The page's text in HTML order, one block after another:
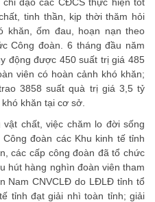
tinh thần, kịp thời thăm hỏi
khăn, ốm đau, hoạn nạn theo
Công đoàn. 6 tháng đầu năm
động được 450 suất trị giá 485
viên có hoàn cảnh khó khăn;
3858 suất quà trị giá 3,5 tỷ
khăn tại cơ sở.
chất, việc chăm lo đời sống
đoàn các Khu kinh tế tỉnh
các cấp công đoàn đã tổ chức
hút hàng nghìn đoàn viên tham
Nam CNVCLĐ do LĐLĐ tỉnh tổ
tỉnh đạt giải nhì toàn tỉnh; giải